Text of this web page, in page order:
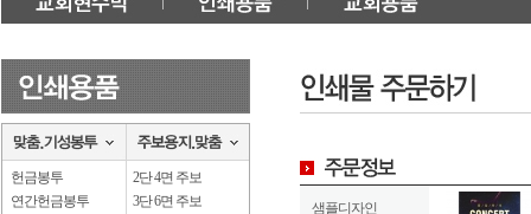
헌금봉투
연간헌금봉투
2단 4면 주보
3단 6면 주보
샘플디자인